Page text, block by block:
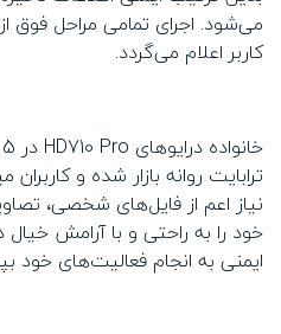
می‌شود. اجرای تمامی مراحل فوق
کاربر اعلام می‌گردد.
ترابایت روانه بازار شده و
نیاز اعم از فایل‌های شخصی،
خود را به راحتی و با آرامش خیال
ایمنی به انجام فعالیت‌های خود